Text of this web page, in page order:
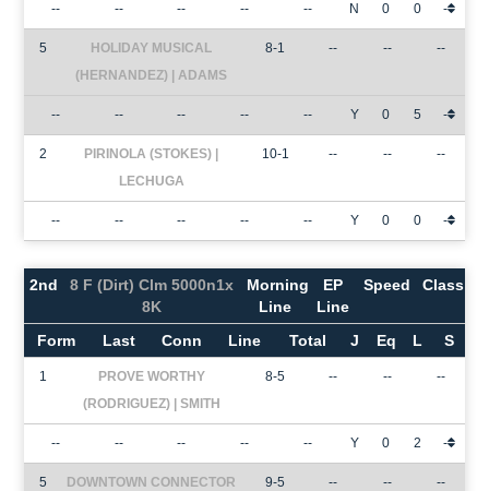
-- -- -- -- -- N 0 0 -
5
HOLIDAY MUSICAL
(HERNANDEZ) | ADAMS
8-1 -- -- --
-- -- -- -- -- Y 0 5 -
2
PIRINOLA (STOKES) |
LECHUGA
10-1 -- -- --
-- -- -- -- -- Y 0 0 -
2nd
8 F (Dirt) Clm 5000n1x
8K
Morning
Line
EP
Line
Speed Class
Form Last Conn Line Total J Eq L S
1
PROVE WORTHY
(RODRIGUEZ) | SMITH
8-5 -- -- --
-- -- -- -- -- Y 0 2 -
5
DOWNTOWN CONNECTOR
9-5 -- -- --